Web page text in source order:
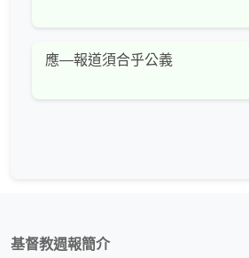
應—報道須合乎公義
基督教週報簡介